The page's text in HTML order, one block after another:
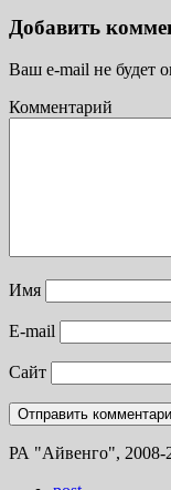
Добавить
Ваш e-mail не будет
Комментарий
Имя
E-mail
Сайт
РА "Айвенго", 2008-